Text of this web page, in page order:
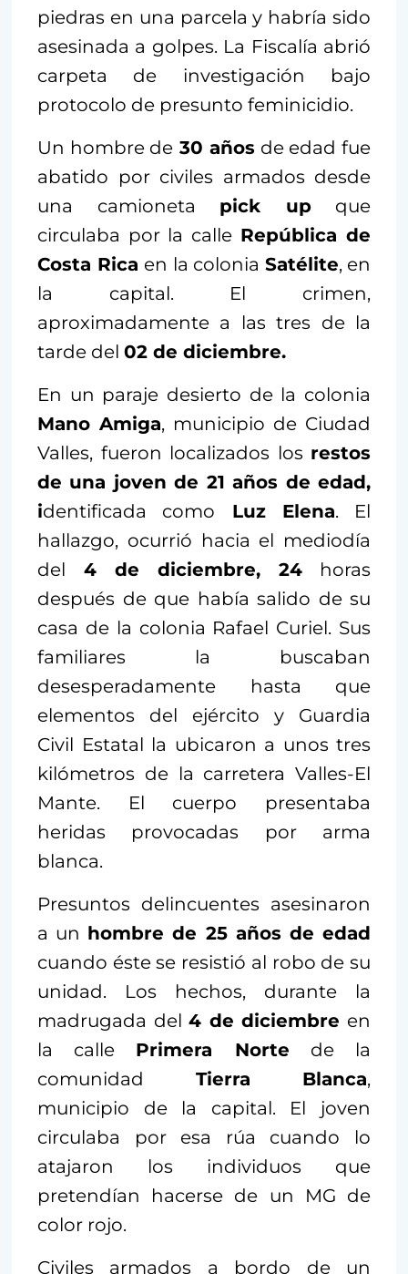
piedras en una parcela y habría sido
asesinada a golpes. La Fiscalía abrió
carpeta de investigación bajo
protocolo de presunto feminicidio.
Un hombre de 30 años de edad fue
abatido por civiles armados desde
una camioneta pick upque
circulaba por la calleRepública de
Costa Rica en la colonia Satélite, en
la capital. El crimen,
aproximadamente a las tres de la
tarde del 02 de diciembre.
En un paraje desierto de la colonia
Mano Amiga, municipio de Ciudad
Valles, fueron localizados los restos
de una joven de 21 años de edad,
identificada como Luz Elena. El
hallazgo, ocurrió hacia el mediodía
del 4 de diciembre, 24 horas
después de que había salido de su
casa de la colonia Rafael Curiel. Sus
familiares la buscaban
desesperadamente hasta que
elementos del ejército y Guardia
Civil Estatal la ubicaron a unos tres
kilómetros de la carretera Valles-El
Mante. El cuerpo presentaba
heridas provocadas por arma
blanca.
Presuntos delincuentes asesinaron
a un hombre de 25 años de edad
cuando éste se resistió al robo de su
unidad. Los hechos, durante la
madrugada del4 de diciembre en
la calle Primera Norte de la
comunidad Tierra Blanca,
municipio de la capital. El joven
circulaba por esa rúa cuando lo
atajaron los individuos que
pretendían hacerse de un MG de
color rojo.
Civiles armados a bordo de un